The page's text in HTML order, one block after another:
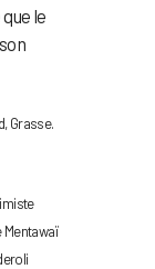
le
Grasse.
Mentawaï